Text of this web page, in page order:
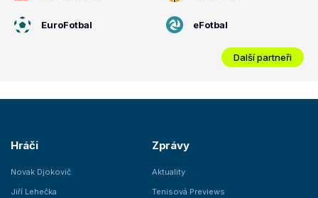
EuroFotbal eFotbal
Další partneři
Hráči
Novak Djokovič
Jiří Lehečka
Zprávy
Aktuality
Tenisová Previews